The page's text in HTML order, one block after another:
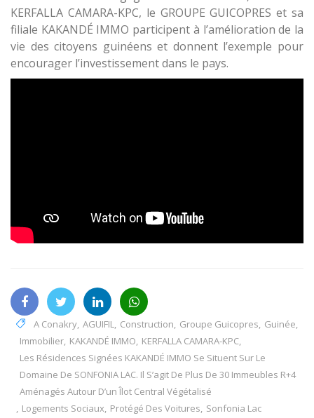
KERFALLA CAMARA-KPC, le GROUPE GUICOPRES et sa
filiale KAKANDÉ IMMO participent à l’amélioration de la
vie des citoyens guinéens et donnent l’exemple pour
encourager l’investissement dans le pays.
A Conakry, AGUIFIL, Construction, Groupe Guicopres, Guinée,
Immobilier, KAKANDÉ IMMO, KERFALLA CAMARA-KPC,
Les Résidences Signées KAKANDÉ IMMO Se Situent Sur Le
Domaine De SONFONIA LAC. Il S’agit De Plus De 30 Immeubles R+4
Aménagés Autour D’un Îlot Central Végétalisé
, Logements Sociaux, Protégé Des Voitures, Sonfonia Lac